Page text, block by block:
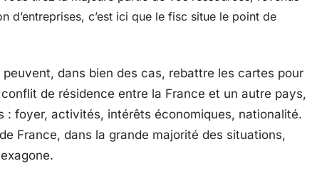
d’entreprises, c’est ici que le fisc situe le point de
peuvent, dans bien des cas, rebattre les cartes pour
de résidence entre la France et un autre pays,
: foyer, activités, intérêts économiques, nationalité.
France, dans la grande majorité des situations,